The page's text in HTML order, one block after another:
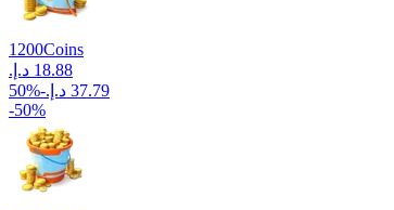
1200Coins
-
50%
-50%